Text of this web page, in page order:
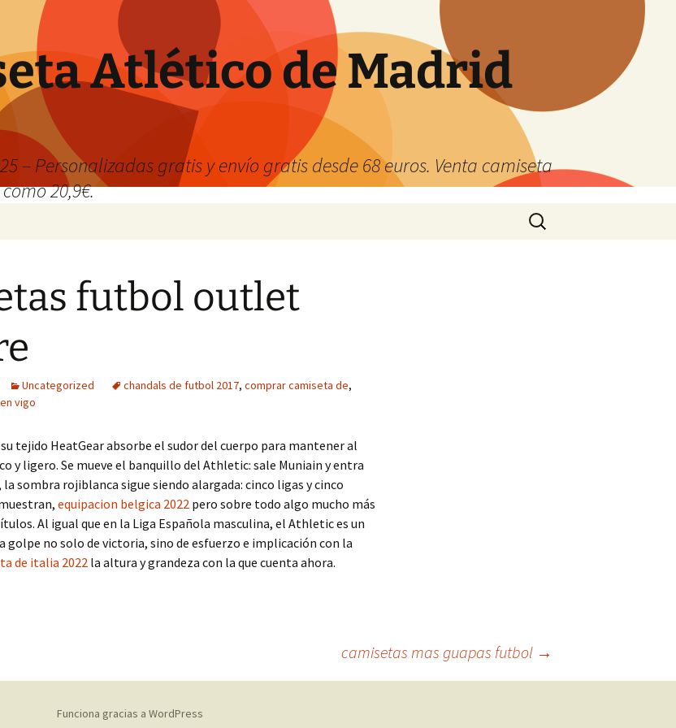
Atlético de Madrid
– Personalizadas gratis y envío gratis desde 68 euros. Venta camiseta
20,9€.
Buscar:
futbol outlet
Uncategorized chandals de futbol 2017, comprar camiseta de,
vigo
tejido HeatGear absorbe el sudor del cuerpo para mantener al
y ligero. Se mueve el banquillo del Athletic: sale Muniain y entra
la sombra rojiblanca sigue siendo alargada: cinco ligas y cinco
equipacion belgica 2022 pero sobre todo algo mucho más
Al igual que en la Liga Española masculina, el Athletic es un
golpe no solo de victoria, sino de esfuerzo e implicación con la
de italia 2022 la altura y grandeza con la que cuenta ahora.
camisetas mas guapas futbol →
Funciona gracias a WordPress